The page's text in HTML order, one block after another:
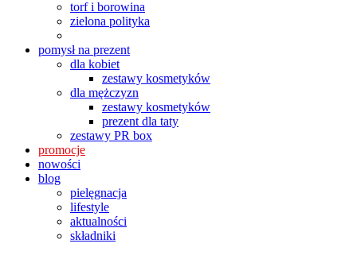
torf i borowina
zielona polityka
pomysł na prezent
dla kobiet
zestawy kosmetyków
dla mężczyzn
zestawy kosmetyków
prezent dla taty
zestawy PR box
promocje
nowości
blog
pielęgnacja
lifestyle
aktualności
składniki